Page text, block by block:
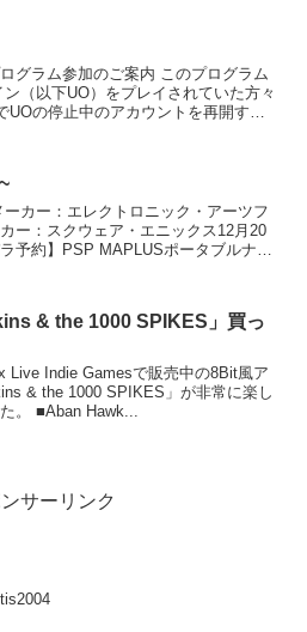
加のご案内 このプログラム
（以下UO）をプレイされていた方々
UOの停止中のアカウントを再開する
カー：エレクトロニック・アーツフ
ー：スクウェア・エニックス12月20
予約】PSP MAPLUSポータブルナビ
& the 1000 SPIKES」買っ
Live Indie Gamesで販売中の8Bit風ア
& the 1000 SPIKES」が非常に楽し
そうだったので買ってみました。 ■Aban Hawk...
サーリンク